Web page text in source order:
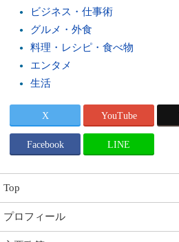
ビジネス・仕事術
グルメ・外食
料理・レシピ・食べ物
エンタメ
生活
X YouTube
Facebook LINE
Top
プロフィール